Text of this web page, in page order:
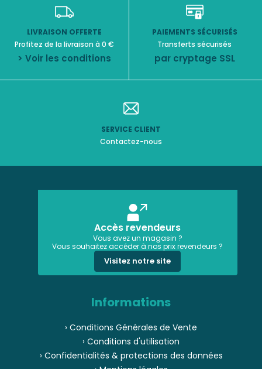
LIVRAISON OFFERTE
Profitez de la livraison à 0 €
> Voir les conditions
PAIEMENTS SÉCURISÉS
Transferts sécurisés
par cryptage SSL
SERVICE CLIENT
Contactez-nous
Accès revendeurs
Vous avez un magasin ?
Vous souhaitez accéder à nos prix revendeurs ?
Visitez notre site
Informations
› Conditions Générales de Vente
› Conditions d'utilisation
› Confidentialités & protections des données